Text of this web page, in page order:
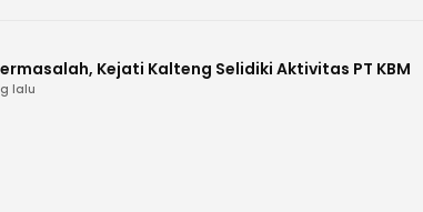
Kejati Kalteng Selidiki Aktivitas PT KBM
lalu